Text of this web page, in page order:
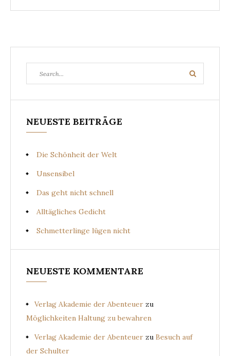
for:
Search
NEUESTE BEITRÄGE
Die Schönheit der Welt
Unsensibel
Das geht nicht schnell
Alltägliches Gedicht
Schmetterlinge lügen nicht
NEUESTE KOMMENTARE
Verlag Akademie der Abenteuer zu
Möglichkeiten Haltung zu bewahren
Verlag Akademie der Abenteuer zu Besuch auf
der Schulter